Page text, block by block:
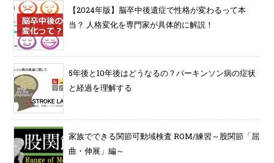
【2024年版】脳卒中後遺症で性格が変わるって本
当？ 人格変化を専門家が具体的に解説！
5年後と10年後はどうなるの？パーキンソン病の症状
と経過を理解する
家族でできる関節可動域検査 ROM/練習～股関節「屈
曲・伸展」編～